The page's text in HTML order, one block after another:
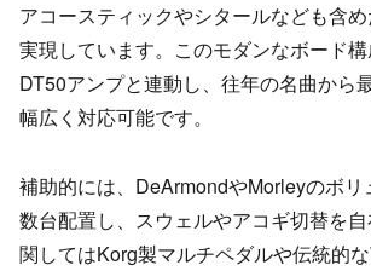
アコースティックやシタールなども含
実現しています。このモダンなボード
DT50アンプと連動し、往年の名曲から
幅広く対応可能です。
補助的には、DeArmondやMorleyのボリ
数台配置し、スウェルやアコギ切替を
関してはKorg製マルチペダルや伝統的